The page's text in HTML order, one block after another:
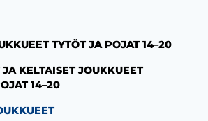
TYTÖT JA POJAT 14–20
KELTAISET JOUKKUEET
14–20